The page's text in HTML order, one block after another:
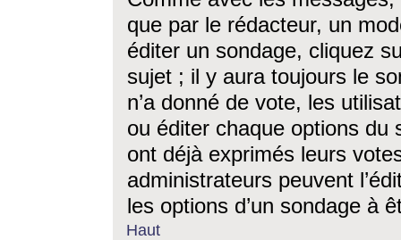
que par le rédacteur, un
éditer un sondage, cliquez
sujet ; il y aura toujours le
n’a donné de vote, les
ou éditer chaque options du
ont déjà exprimés leurs
administrateurs peuvent
les options d’un sondage à
Haut